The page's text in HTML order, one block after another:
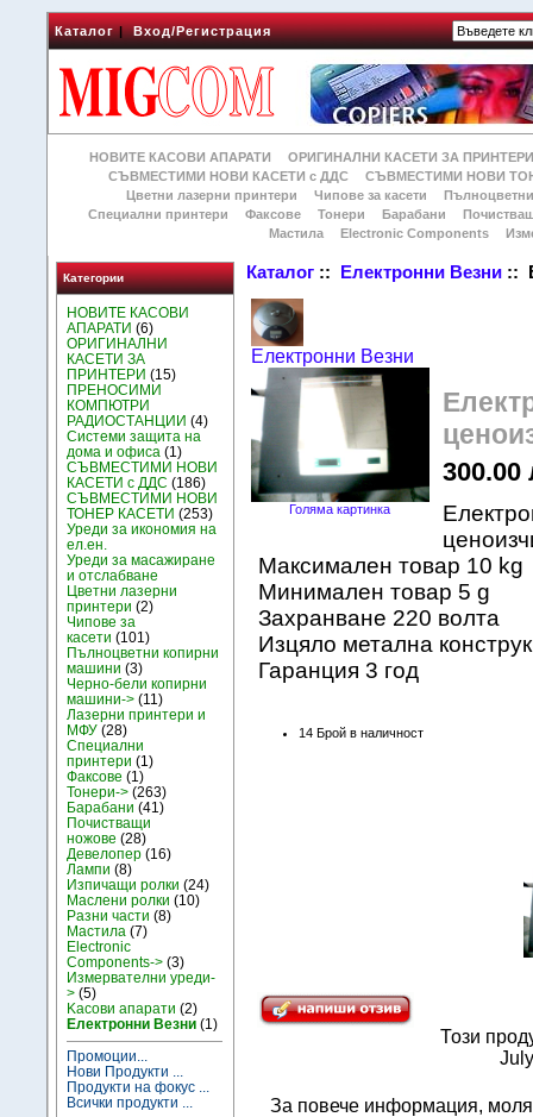
Каталог|Вход/Регистрация
НОВИТЕ КАСОВИ АПАРАТИ
ОРИГИНАЛНИ КАСЕТИ ЗА
СЪВМЕСТИМИ НОВИ КАСЕТИ с ДДС
СЪВМЕСТИМИ НОВИ
Цветни лазерни принтери
Чипове за касети
Специални принтери
Факсове Тонери Барабани
Мастила
Electronic Components
Категории
НОВИТЕ КАСОВИ
АПАРАТИ (6)
ОРИГИНАЛНИ
КАСЕТИ ЗА
ПРИНТЕРИ (15)
ПРЕНОСИМИ
КОМПЮТРИ
РАДИОСТАНЦИИ (4)
Системи защита на
дома и офиса (1)
СЪВМЕСТИМИ НОВИ
КАСЕТИ с ДДС (186)
СЪВМЕСТИМИ НОВИ
ТОНЕР КАСЕТИ (253)
Уреди за икономия на
ел.ен.
Уреди за масажиране
и отслабване
Цветни лазерни
принтери (2)
Чипове за
касети (101)
Пълноцветни копирни
машини (3)
Черно-бели копирни
машини-> (11)
Лазерни принтери и
МФУ (28)
Специални
принтери (1)
Факсове (1)
Тонери-> (263)
Барабани (41)
Почистващи
ножове (28)
Девелопер (16)
Лампи (8)
Изпичащи ролки (24)
Маслени ролки (10)
Разни части (8)
Мастила (7)
Electronic
Components-> (3)
Измервателни уреди-
> (5)
Kасови апарати (2)
Електронни Везни (1)
Промоции...
Нови Продукти ...
Продукти на фокус ...
Всички продукти ...
Каталог :: Електронни Везни ::
Електронни Везни
Голяма картинка
300.00
Максимален товар 10 kg
Mинимален товар 5 g
Захранване 220 волта
Изцяло метална
Гаранция 3 год
14 Брой в наличност
Този
За повече информация,